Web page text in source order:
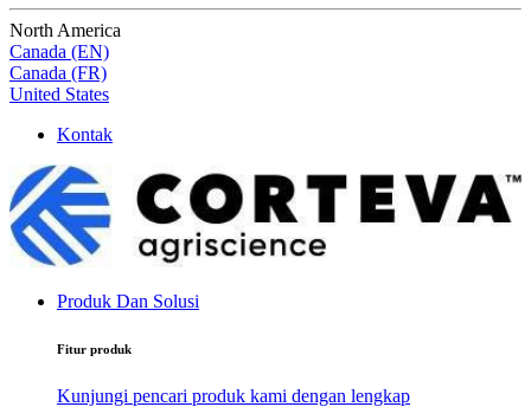
North America
Canada (EN)
Canada (FR)
United States
Kontak
Produk Dan Solusi
Fitur produk
Kunjungi pencari produk kami dengan lengkap